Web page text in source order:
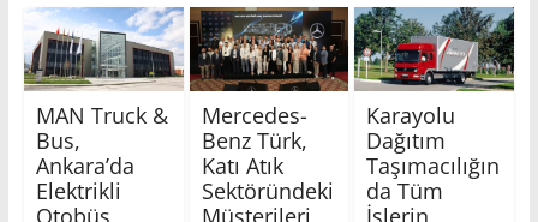
MAN Truck &
Bus,
Ankara’da
Elektrikli
Mercedes-
Benz Türk,
Katı Atık
Sektöründeki
Karayolu
Dağıtım
Taşımacılığın
da Tüm